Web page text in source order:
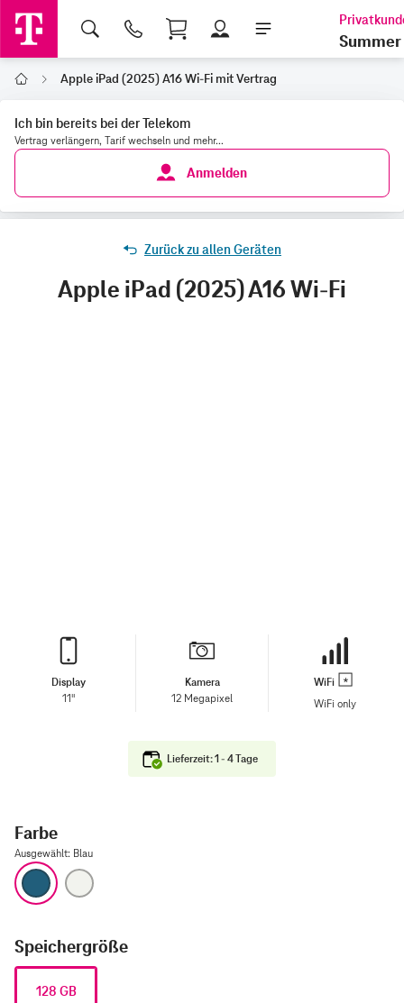
Shopping Cart
Summer
Home Apple iPad (2025) A16 Wi-Fi mit Vertrag
Ich bin bereits bei der Telekom
Vertrag verlängern, Tarif wechseln und mehr...
Anmelden
Zurück zu allen Geräten
Apple iPad (2025) A16 Wi-Fi
Display
11"
Kamera
12 Megapixel
WiFi
WiFi only
Lieferzeit: 1 - 4 Tage
Farbe
Ausgewählt: Blau
Blau
Speichergröße
128 GB